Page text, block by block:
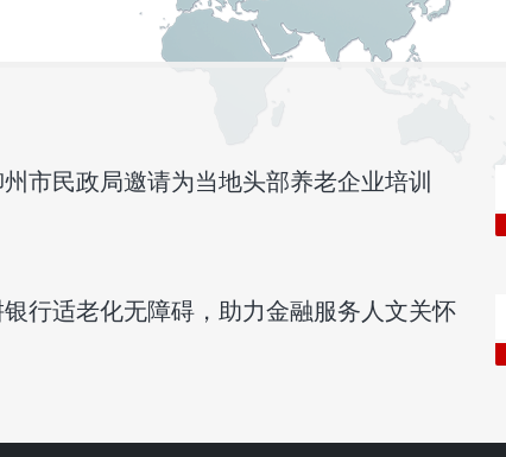
市民政局邀请为当地头部养老企业培训
行适老化无障碍，助力金融服务人文关怀